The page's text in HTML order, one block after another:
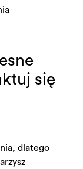
się
dlatego